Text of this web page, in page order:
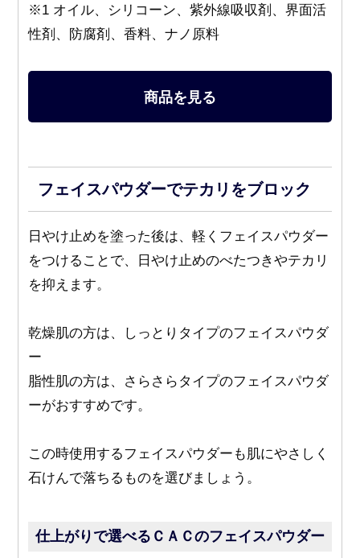
※1 オイル、シリコーン、紫外線吸収剤、界面活
性剤、防腐剤、香料、ナノ原料
商品を見る
フェイスパウダーでテカリをブロック
日やけ止めを塗った後は、軽くフェイスパウダー
をつけることで、日やけ止めのべたつきやテカリ
を抑えます。
乾燥肌の方は、しっとりタイプのフェイスパウダ
ー
脂性肌の方は、さらさらタイプのフェイスパウダ
ーがおすすめです。
この時使用するフェイスパウダーも肌にやさしく
石けんで落ちるものを選びましょう。
仕上がりで選べるＣＡＣのフェイスパウダー